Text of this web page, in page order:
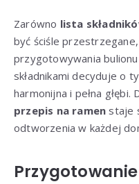
Zarówno lista
być ściśle
przygotowywania
składnikami decyduje o
harmonijna i pełna
przepis na ramen staje
odtworzenia w każdej